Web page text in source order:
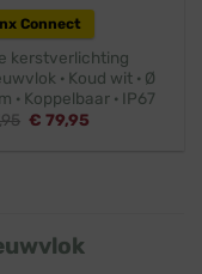
Connect
kerstverlichting
· Koud wit · Ø
· Koppelbaar · IP67
Oorspronkelijke
€ 79,95